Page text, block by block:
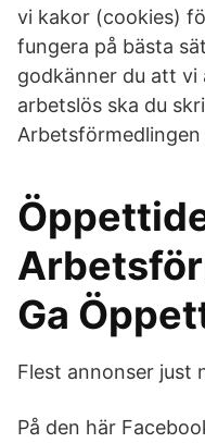
vi kakor (cookies)
fungera på bästa
godkänner du att vi
arbetslös ska du
Ga
Flest annonser just
På den här